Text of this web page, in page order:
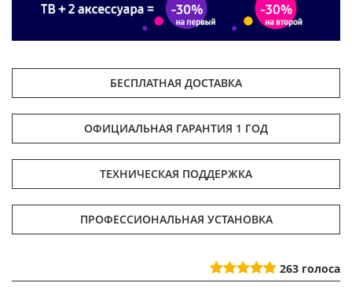
БЕСПЛАТНАЯ ДОСТАВКА
ОФИЦИАЛЬНАЯ ГАРАНТИЯ 1 ГОД
ТЕХНИЧЕСКАЯ ПОДДЕРЖКА
ПРОФЕССИОНАЛЬНАЯ УСТАНОВКА
263 голоса